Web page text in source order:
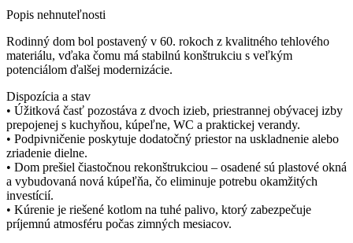
Popis nehnuteľnosti
Rodinný dom bol postavený v 60. rokoch z kvalitného tehlového
materiálu, vďaka čomu má stabilnú konštrukciu s veľkým
potenciálom ďalšej modernizácie.
Dispozícia a stav
• Úžitková časť pozostáva z dvoch izieb, priestrannej obývacej izby
prepojenej s kuchyňou, kúpeľne, WC a praktickej verandy.
• Podpivničenie poskytuje dodatočný priestor na uskladnenie alebo
zriadenie dielne.
• Dom prešiel čiastočnou rekonštrukciou – osadené sú plastové okná
a vybudovaná nová kúpeľňa, čo eliminuje potrebu okamžitých
investícií.
• Kúrenie je riešené kotlom na tuhé palivo, ktorý zabezpečuje
príjemnú atmosféru počas zimných mesiacov.